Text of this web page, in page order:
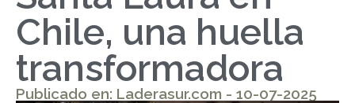
Chile, una huella
transformadora
Publicado en: Laderasur.com - 10-07-2025